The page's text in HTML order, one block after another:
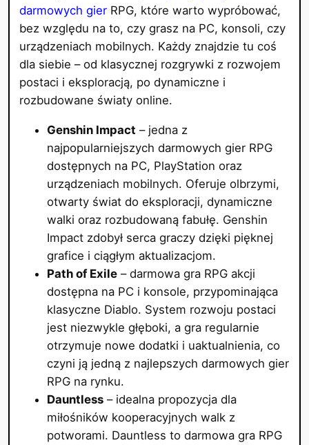
darmowych gierRPG, które warto wypróbować,
bez względu na to, czy grasz na PC, konsoli, czy
urządzeniach mobilnych. Każdy znajdzie tu coś
dla siebie – od klasycznej rozgrywki z rozwojem
postaci i eksploracją, po dynamiczne i
rozbudowane światy online.
Genshin Impact – jedna z
najpopularniejszych darmowych gier RPG
dostępnych na PC, PlayStation oraz
urządzeniach mobilnych. Oferuje olbrzymi,
otwarty świat do eksploracji, dynamiczne
walki oraz rozbudowaną fabułę. Genshin
Impact zdobył serca graczy dzięki pięknej
grafice i ciągłym aktualizacjom.
Path of Exile– darmowa gra RPG akcji
dostępna na PC i konsole, przypominająca
klasyczne Diablo. System rozwoju postaci
jest niezwykle głęboki, a gra regularnie
otrzymuje nowe dodatki i uaktualnienia, co
czyni ją jedną z najlepszych darmowych gier
RPG na rynku.
Dauntless– idealna propozycja dla
miłośników kooperacyjnych walk z
potworami. Dauntless to darmowa gra RPG